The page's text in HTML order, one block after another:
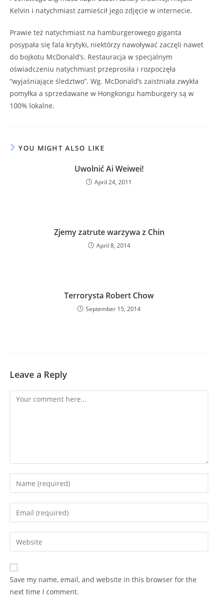
Kelvin i natychmiast zamieścił jego zdjęcie w internecie.
Prawie też natychmiast na hamburgerowego giganta
posypała się fala krytyki, niektórzy nawoływać zaczęli nawet
do bojkotu McDonald’s. Restauracja w specjalnym
oświadczeniu natychmiast przeprosiła i rozpoczęła
“wyjaśniające śledztwo”. Wg. McDonald’s zaistniała zwykła
pomyłka a sprzedawane w Hongkongu hamburgery są w
100% lokalne.
YOU MIGHT ALSO LIKE
Uwolnić Ai Weiwei!
April 24, 2011
Zjemy zatrute warzywa z Chin
April 8, 2014
Terrorysta Robert Chow
September 15, 2014
Leave a Reply
Comment
Enter
your
name
comment
Enter
your
email
address
comment
Enter
your
website
URL
(optional)
Save my name, email, and website in this browser for the
next time I comment.